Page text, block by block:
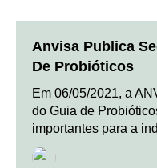
Anvisa Publica
De Probióticos
Em 06/05/2021, a
do Guia de
importantes para a